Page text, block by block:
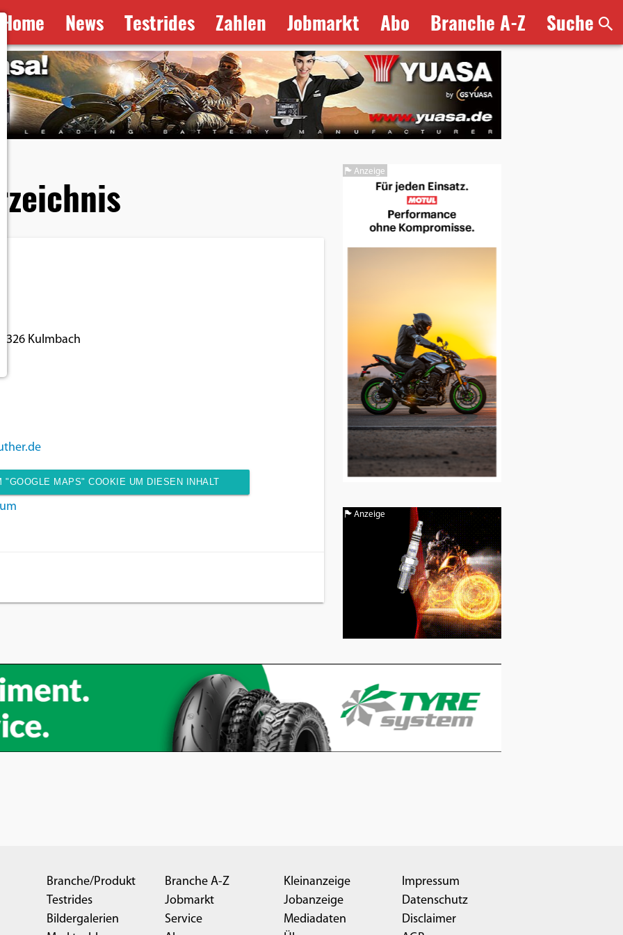
Home News Testrides Zahlen Jobmarkt Abo Branche A-Z Suche
Kulmbach
"GOOGLE MAPS" COOKIE UM DIESEN INHALT
Anzeige
Anzeige
Branche/Produkt
Testrides
Bildergalerien
Branche A-Z
Jobmarkt
Service
Kleinanzeige
Jobanzeige
Mediadaten
Impressum
Datenschutz
Disclaimer